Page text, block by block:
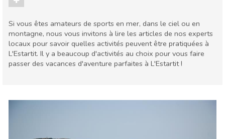
Si vous êtes amateurs de sports en mer, dans le ciel ou en
montagne, nous vous invitons à lire les articles de nos experts
locaux pour savoir quelles activités peuvent être pratiquées à
L'Estartit. Il y a beaucoup d'activités au choix pour vous faire
passer des vacances d'aventure parfaites à L'Estartit !